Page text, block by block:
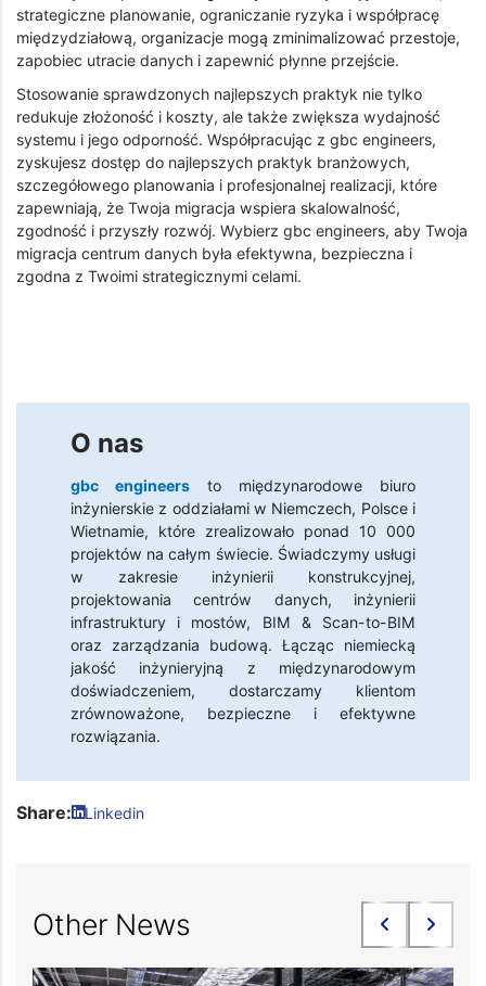
strategiczne planowanie, ograniczanie ryzyka i współpracę
międzydziałową, organizacje mogą zminimalizować przestoje,
zapobiec utracie danych i zapewnić płynne przejście.
Stosowanie sprawdzonych najlepszych praktyk nie tylko
redukuje złożoność i koszty, ale także zwiększa wydajność
systemu i jego odporność. Współpracując z gbc engineers,
zyskujesz dostęp do najlepszych praktyk branżowych,
szczegółowego planowania i profesjonalnej realizacji, które
zapewniają, że Twoja migracja wspiera skalowalność,
zgodność i przyszły rozwój. Wybierz gbc engineers, aby Twoja
migracja centrum danych była efektywna, bezpieczna i
zgodna z Twoimi strategicznymi celami.
O nas
gbc engineers to międzynarodowe biuro
inżynierskie z oddziałami w Niemczech, Polsce i
Wietnamie, które zrealizowało ponad 10 000
projektów na całym świecie. Świadczymy usługi
w zakresie inżynierii konstrukcyjnej,
projektowania centrów danych, inżynierii
infrastruktury i mostów, BIM & Scan-to-BIM
oraz zarządzania budową. Łącząc niemiecką
jakość inżynieryjną z międzynarodowym
doświadczeniem, dostarczamy klientom
zrównoważone, bezpieczne i efektywne
rozwiązania.
Share: Linkedin
Other News